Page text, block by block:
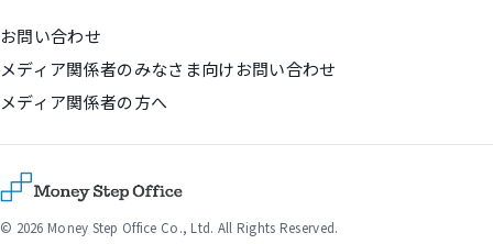
お問い合わせ
メディア関係者のみなさま向けお問い合わせ
メディア関係者の方へ
© 2026 Money Step Office Co., Ltd. All Rights Reserved.